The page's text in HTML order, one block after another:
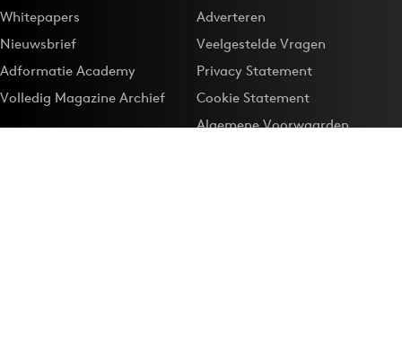
Whitepapers
Nieuwsbrief
Adformatie Academy
Volledig Magazine Archief
Adverteren
Veelgestelde Vragen
Privacy Statement
Cookie Statement
Algemene Voorwaarden